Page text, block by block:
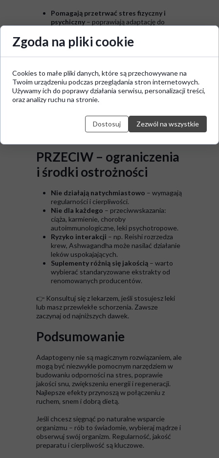
Pomagają przetrwać stres fizyczny i
psychiczny – poprawiają adaptację do
Nie uzależniają– brak efektu tolerancji jak
przy kofeinie czy lekach uspokajających.
Wszechstronne– wpływają jednocześnie
Działają na poziomie przyczynowym–
wspierają układ hormonalny i nerwowy.
👉 Stosuj rano te, które pobudzają (Rhodiola,
wyciszają (Ashwagandha, Reishi). Pamiętaj o
cyklach: 6 tygodni stosowania, 2 tygodnie
PRZECIW – ograniczenia
i środki ostrożności
Nie działają natychmiastowo – wymagają
regularności i cierpliwości.
Nie dla każdego – przeciwwskazania:
ciąża, karmienie, choroby
autoimmunologiczne, leki psychotropowe.
Ryzyko interakcji – np. Reishi rozrzedza
krew, Ashwagandha może nasilać działanie
leków uspokajających.
Suplementy różnią się jakością – warto
wybierać standaryzowane ekstrakty od
renomowanych producentów.
👉 Konsultuj się z lekarzem, jeśli stosujesz leki
lub masz przewlekłe schorzenia. Zawsze
zaczynaj od najniższych dawek.
Podsumowanie
Adaptogeny nie są magicznym rozwiązaniem, ale
mogą być niezwykle pomocnym narzędziem w
budowaniu odporności na stres, poprawie
jakości snu, zwiększeniu energii i regeneracji.
Najlepsze efekty przynoszą w połączeniu z
ruchem, snem i dobrą dietą.
Jeśli chcesz sięgnąć po naturalne wsparcie
organizmu – rób to świadomie, wybieraj mądrze i
obserwuj swój organizm. Regularność, jakość
preparatu i cierpliwość są kluczowe.
Zgoda na pliki cookie
Cookies to małe pliki danych, które są przechowywane na
Twoim urządzeniu podczas przeglądania stron internetowych.
Używamy ich do poprawy działania serwisu, personalizacji treści,
oraz analizy ruchu na stronie.
Dostosuj Zezwól na wszystkie